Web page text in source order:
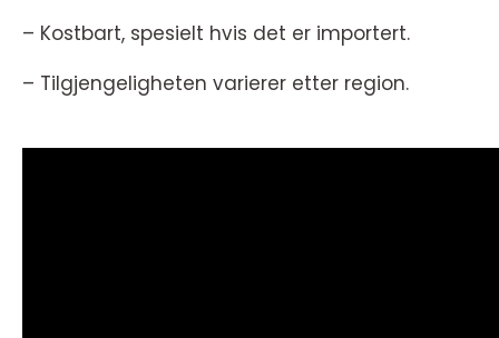
– Kostbart, spesielt hvis det er importert.
– Tilgjengeligheten varierer etter region.